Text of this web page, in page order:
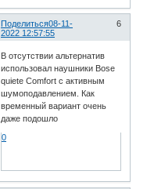
Поделиться 6
08-11-
2022 12:57:55
В отсутствии альтернатив
использовал наушники Bose
quiete Comfort с активным
шумоподавлением. Как
временный вариант очень
даже подошло
0